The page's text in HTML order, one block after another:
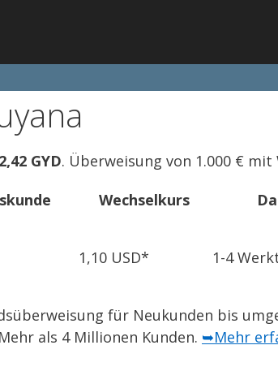
GYD. Überweisung von 1.000 €
Wechselkurs
1,10 USD* 1-4
für Neukunden bis
als 4 Millionen Kunden. ➥Mehr